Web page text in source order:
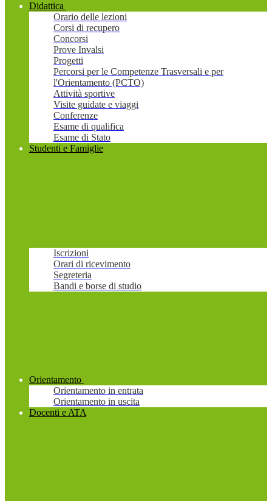
Didattica
Orario delle lezioni
Corsi di recupero
Concorsi
Prove Invalsi
Progetti
Percorsi per le Competenze Trasversali e per
l'Orientamento (PCTO)
Attività sportive
Visite guidate e viaggi
Conferenze
Esame di qualifica
Esame di Stato
Studenti e Famiglie
Iscrizioni
Orari di ricevimento
Segreteria
Bandi e borse di studio
Orientamento
Orientamento in entrata
Orientamento in uscita
Docenti e ATA